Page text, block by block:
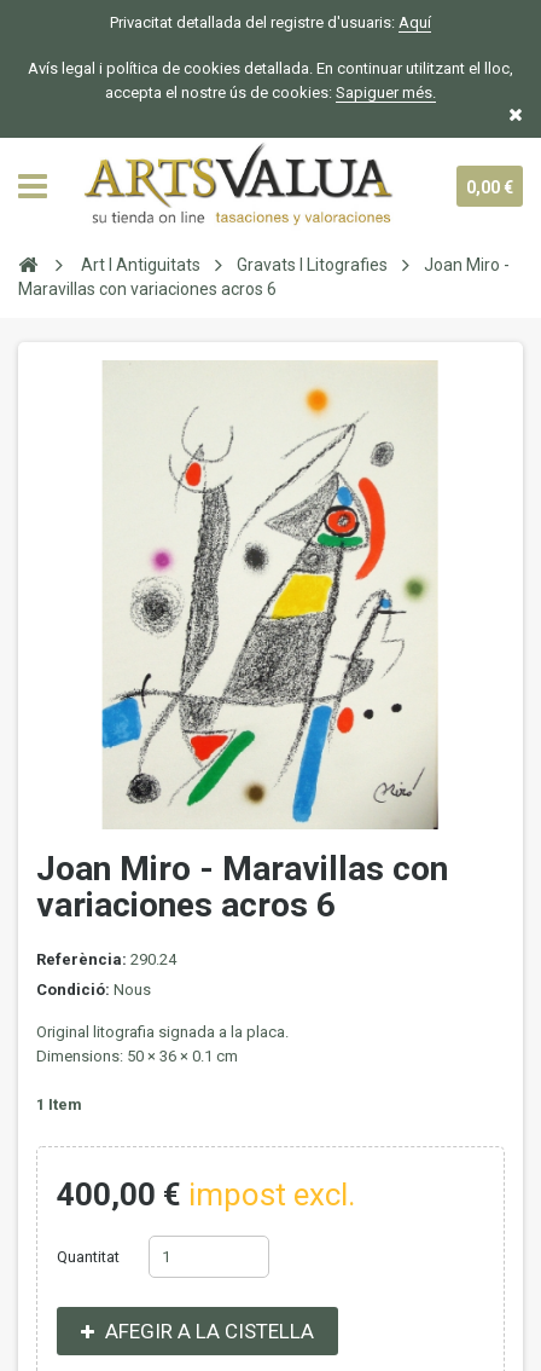
Privacitat detallada del registre d'usuaris: Aquí
Avís legal i política de cookies detallada. En continuar utilitzant el lloc,
accepta el nostre ús de cookies: Sapiguer més.
0,00 €
Art I Antiguitats Gravats I Litografies
Joan Miro -
Maravillas con variaciones acros 6
Joan Miro - Maravillas con
variaciones acros 6
Referència: 290.24
Condició: Nous
Original litografia signada a la placa.
Dimensions: 50 × 36 × 0.1 cm
1 Item
400,00 € impost excl.
Quantitat
AFEGIR A LA CISTELLA